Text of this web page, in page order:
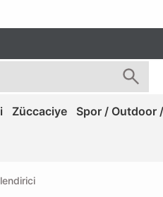
Züccaciye Spor / Outdoor